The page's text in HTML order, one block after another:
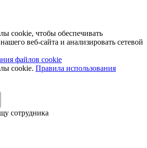
cookie, чтобы обеспечивать
веб-сайта и анализировать сетевой
файлов cookie
cookie. Правила использования
сотрудника